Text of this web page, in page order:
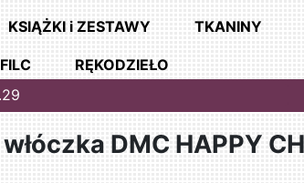
KSIĄŻKI i ZESTAWY TKANINY
FILC
RĘKODZIEŁO
włóczka DMC HAPPY